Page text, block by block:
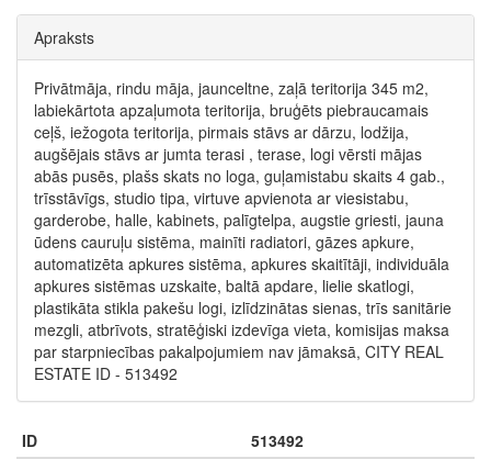
Apraksts
Privātmāja, rindu māja, jaunceltne, zaļā teritorija 345 m2,
labiekārtota apzaļumota teritorija, bruģēts piebraucamais
ceļš, iežogota teritorija, pirmais stāvs ar dārzu, lodžija,
augšējais stāvs ar jumta terasi , terase, logi vērsti mājas
abās pusēs, plašs skats no loga, guļamistabu skaits 4 gab.,
trīsstāvīgs, studio tipa, virtuve apvienota ar viesistabu,
garderobe, halle, kabinets, palīgtelpa, augstie griesti, jauna
ūdens cauruļu sistēma, mainīti radiatori, gāzes apkure,
automatizēta apkures sistēma, apkures skaitītāji, individuāla
apkures sistēmas uzskaite, baltā apdare, lielie skatlogi,
plastikāta stikla pakešu logi, izlīdzinātas sienas, trīs sanitārie
mezgli, atbrīvots, stratēģiski izdevīga vieta, komisijas maksa
par starpniecības pakalpojumiem nav jāmaksā, CITY REAL
ESTATE ID - 513492
ID
513492